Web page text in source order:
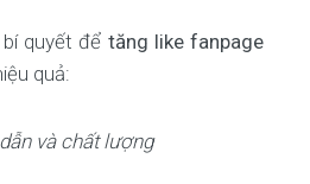
quyết để tăng like fanpage
quả:
và chất lượng